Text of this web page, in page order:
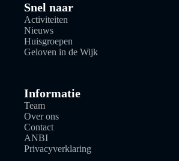
Snel naar
Activiteiten
Nieuws
Huisgroepen
Geloven in de Wijk
Informatie
Team
Over ons
Contact
ANBI
Privacyverklaring